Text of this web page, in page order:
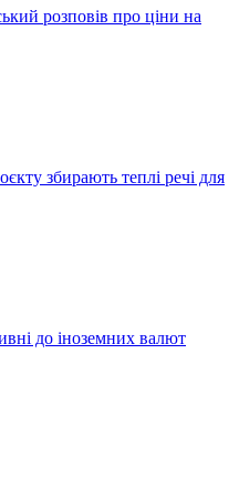
розповів про ціни на
збирають теплі речі для
до іноземних валют